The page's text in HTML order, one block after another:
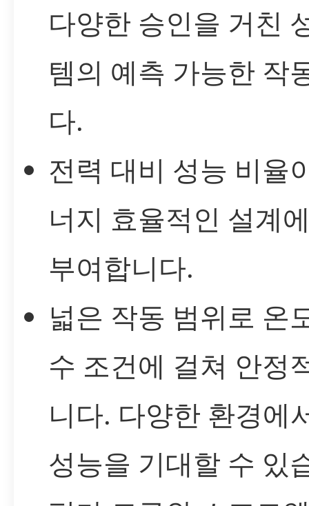
다양한 승인을 거친
템의 예측 가능한 작
다.
전력 대비 성능 비율
너지 효율적인 설계
부여합니다.
넓은 작동 범위로 온
수 조건에 걸쳐 안정
니다. 다양한 환경에
성능을 기대할 수 있